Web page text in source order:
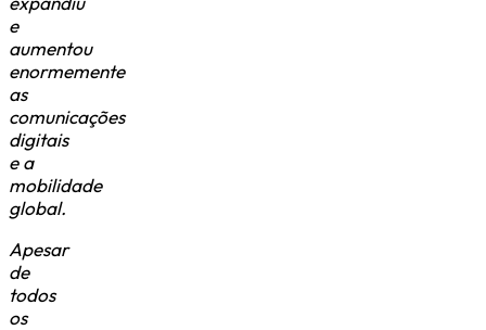
e
aumentou
enormemente
as
comunicações
digitais
e a
mobilidade
global.
Apesar
de
todos
os